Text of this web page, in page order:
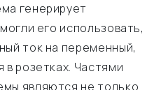
генерирует
его использовать,
ток на переменный,
в розетках. Частями
являются не только